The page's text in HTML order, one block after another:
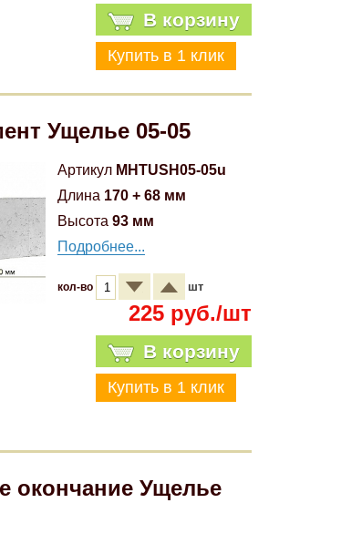
В корзину
Ущелье 05-05
Артикул MHTUSH05-05u
Длина 170 + 68 мм
Высота 93 мм
Подробнее...
кол-во шт
225 руб./шт
В корзину
окончание Ущелье